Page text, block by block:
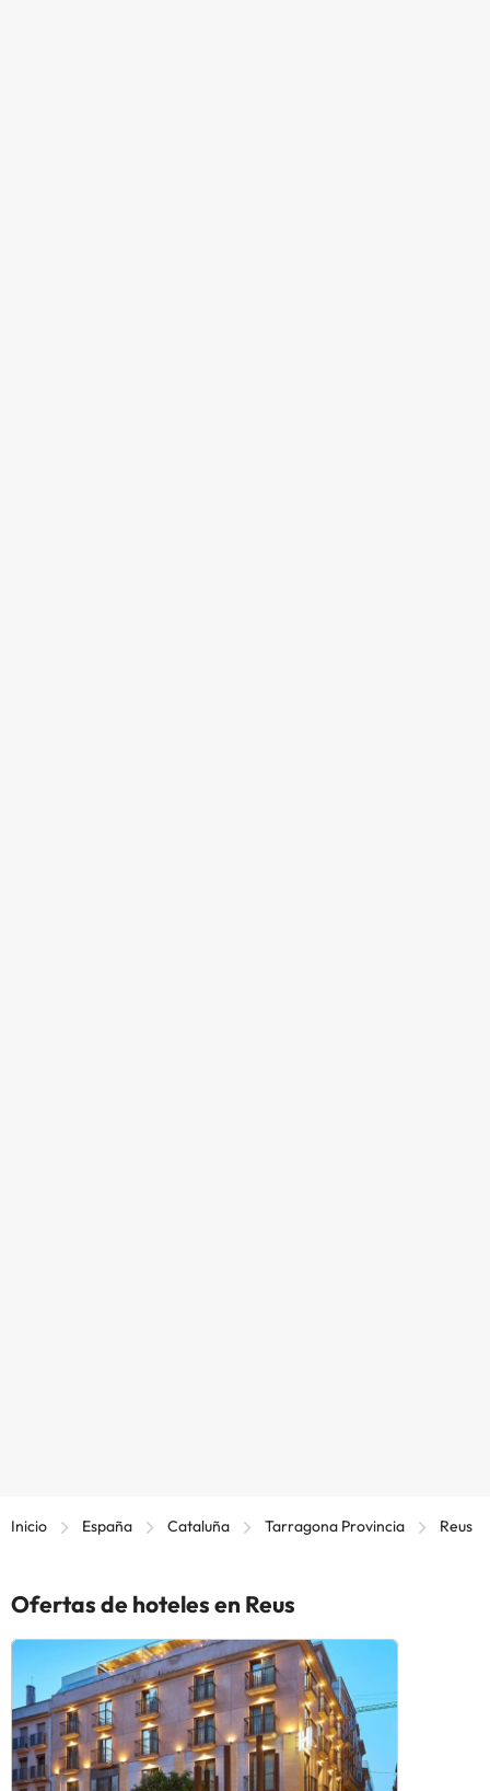
Inicio España Cataluña Tarragona Provincia Reus
Ofertas de hoteles en Reus